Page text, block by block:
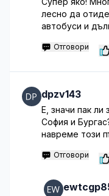
лесно да
автобуси и
Отговори
dpzv143
Е, значи пак
София и
навреме този
Отговори